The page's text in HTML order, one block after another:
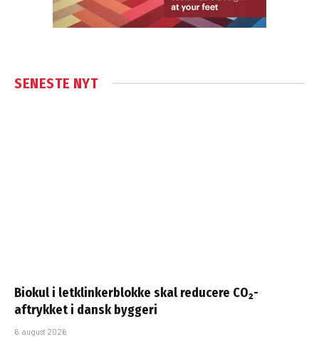
SENESTE NYT
Biokul i letklinkerblokke skal reducere CO₂-
aftrykket i dansk byggeri
6. august 2026